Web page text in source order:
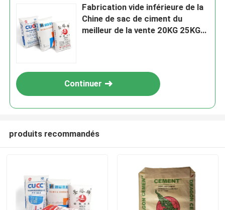
Fabrication vide inférieure de la
Chine de sac de ciment du
meilleur de la vente 20KG 25KG
Continuer
produits recommandés